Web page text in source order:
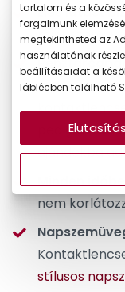
Éles látást
mint
mint egy
pedig a
ajándékba
Minden
nem
stílusos
tartalom és a
forgalmunk
megtekintheted az
használatának
beállításaidat a
láblécben található
Elutasítás